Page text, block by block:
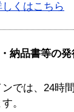
くはこちら
納品書等の
では、24時
。